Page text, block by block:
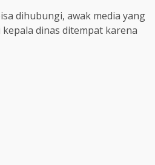
dihubungi, awak media yang
dinas ditempat karena